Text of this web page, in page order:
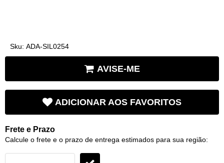
Sku: ADA-SIL0254
AVISE-ME
ADICIONAR AOS FAVORITOS
Frete e Prazo
Calcule o frete e o prazo de entrega estimados para sua região: